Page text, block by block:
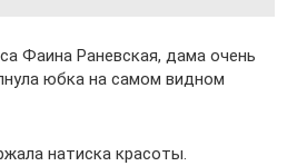
Фаина Раневская, дама очень
юбка на самом видном
натиска красоты.